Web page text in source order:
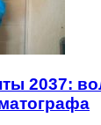
2037: